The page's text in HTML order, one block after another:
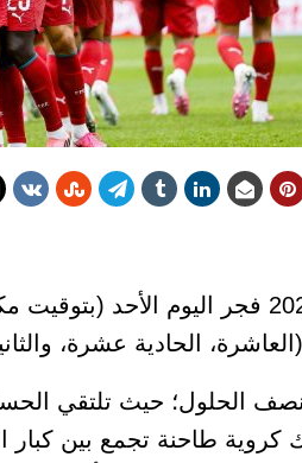
تدخل نهائيات كأس العالم 2026
(العاشرة، الحادية عشرة،
الحلول؛ حيث تلتقي
كروية طاحنة تجمع بين كبار